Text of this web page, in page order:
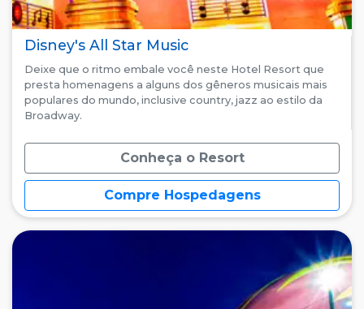
Disney's All Star Music
Deixe que o ritmo embale você neste Hotel Resort que
presta homenagens a alguns dos gêneros musicais mais
populares do mundo, inclusive country, jazz ao estilo da
Broadway.
Conheça o Resort
Compre Hospedagens